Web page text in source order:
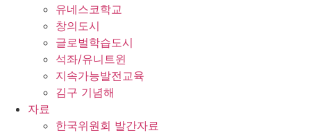
유네스코학교
창의도시
글로벌학습도시
석좌/유니트윈
지속가능발전교육
김구 기념해
자료
한국위원회 발간자료